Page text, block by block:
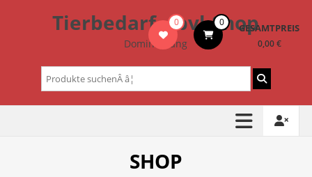
Tierbedarf – bvl-Shop
Dominik Lang
0 0 GESAMTPREIS
0,00 €
Suchen
nach:
SHOP